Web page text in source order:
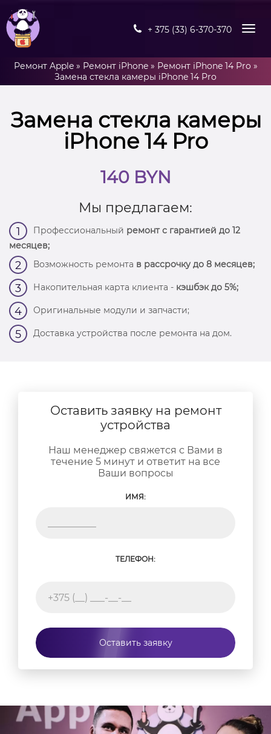
+ 375 (33) 6-370-370
Ремонт Apple» Ремонт iPhone» Ремонт iPhone 14 Pro »
Замена стекла камеры iPhone 14 Pro
Замена стекла камеры
iPhone 14 Pro
140 BYN
Мы предлагаем:
1 Профессиональный ремонт с гарантией до 12
месяцев;
2 Возможность ремонта в рассрочку до 8 месяцев;
3 Накопительная карта клиента - кэшбэк до 5%;
4 Оригинальные модули и запчасти;
5 Доставка устройства после ремонта на дом.
Оставить заявку на ремонт
устройства
Наш менеджер свяжется с Вами в
течение 5 минут и ответит на все
Ваши вопросы
ИМЯ:
ТЕЛЕФОН:
Оставить заявку